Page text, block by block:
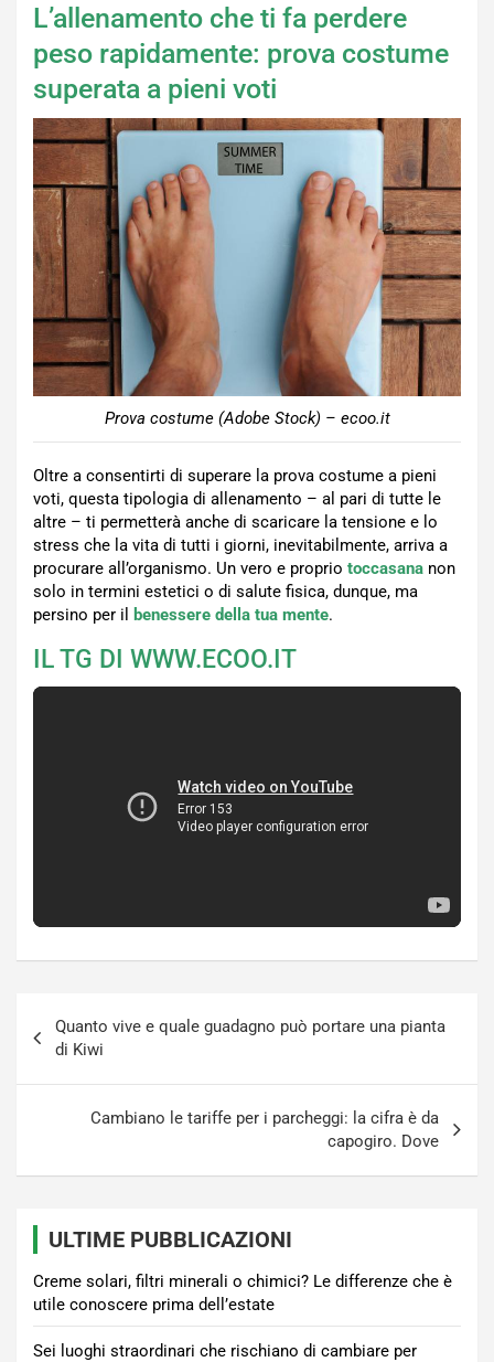
L’allenamento che ti fa perdere
peso rapidamente: prova costume
superata a pieni voti
Prova costume (Adobe Stock) – ecoo.it
Oltre a consentirti di superare la prova costume a pieni
voti, questa tipologia di allenamento – al pari di tutte le
altre – ti permetterà anche di scaricare la tensione e lo
stress che la vita di tutti i giorni, inevitabilmente, arriva a
procurare all’organismo. Un vero e proprio toccasana non
solo in termini estetici o di salute fisica, dunque, ma
persino per il
benessere della tua mente.
IL TG DI WWW.ECOO.IT
articoli
Quanto vive e quale guadagno può portare una pianta
di Kiwi
Cambiano le tariffe per i parcheggi: la cifra è da
capogiro. Dove
ULTIME PUBBLICAZIONI
Creme solari, filtri minerali o chimici? Le differenze che è
utile conoscere prima dell’estate
Sei luoghi straordinari che rischiano di cambiare per